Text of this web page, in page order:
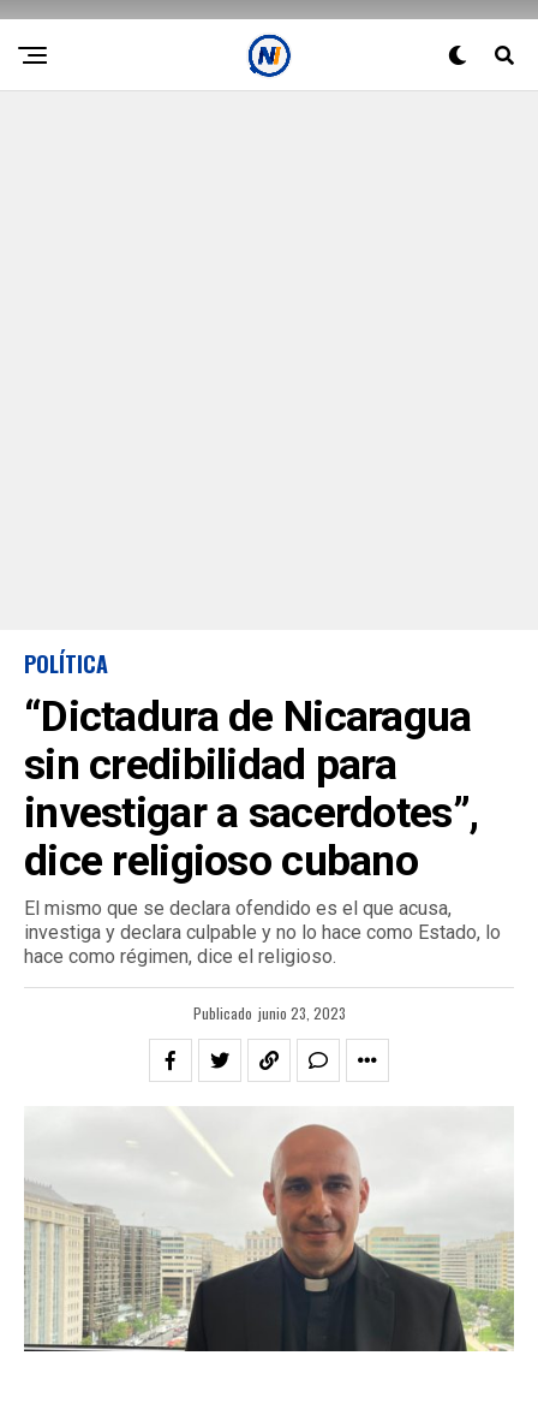
POLÍTICA
“Dictadura de Nicaragua
sin credibilidad para
investigar a sacerdotes”,
dice religioso cubano
El mismo que se declara ofendido es el que acusa,
investiga y declara culpable y no lo hace como Estado, lo
hace como régimen, dice el religioso.
Publicado junio 23, 2023